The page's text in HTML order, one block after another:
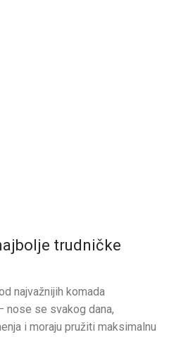
trudničke
najvažnijih komada
nose se svakog dana,
i moraju pružiti maksimalnu